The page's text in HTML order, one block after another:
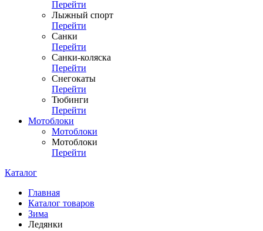
Перейти
Лыжный спорт
Перейти
Санки
Перейти
Санки-коляска
Перейти
Снегокаты
Перейти
Тюбинги
Перейти
Мотоблоки
Мотоблоки
Мотоблоки
Перейти
Каталог
Главная
Каталог товаров
Зима
Ледянки